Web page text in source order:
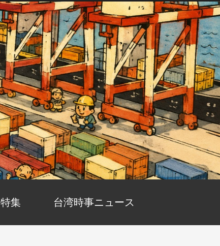
特集 台湾時事ニュース